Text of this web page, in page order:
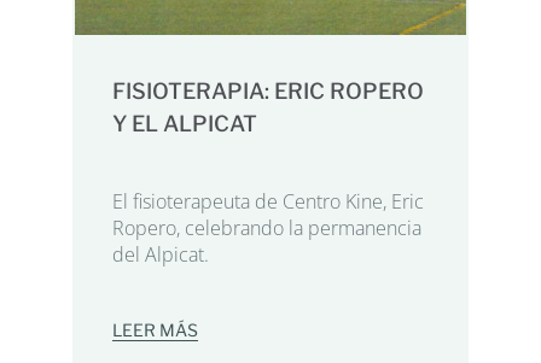
FISIOTERAPIA: ERIC ROPERO
Y EL ALPICAT
El fisioterapeuta de Centro Kine, Eric
Ropero, celebrando la permanencia
del Alpicat.
LEER MÁS